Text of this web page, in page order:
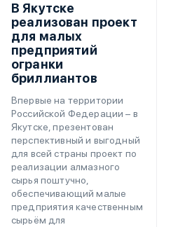
В Якутске
реализован проект
для малых
предприятий
огранки
бриллиантов
Впервые на территории
Российской Федерации – в
Якутске, презентован
перспективный и выгодный
для всей страны проект по
реализации алмазного
сырья поштучно,
обеспечивающий малые
предприятия качественным
сырьём для